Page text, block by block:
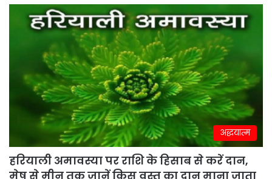
अद्धयात्म
हरियाली अमावस्या पर राशि के हिसाब से करें दान,
मेष से मीन तक जानें किस वस्तु का दान माना जाता